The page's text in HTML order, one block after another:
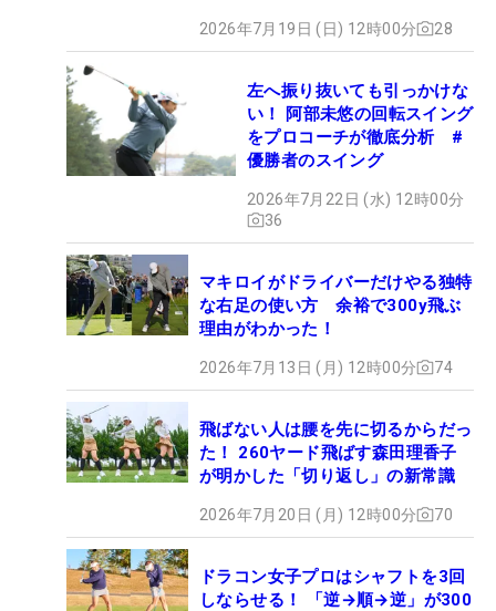
2026年7月19日 (日) 12時00分 28
左へ振り抜いても引っかけな
い！ 阿部未悠の回転スイング
をプロコーチが徹底分析 #
優勝者のスイング
2026年7月22日 (水) 12時00分
36
マキロイがドライバーだけやる独特
な右足の使い方 余裕で300y飛ぶ
理由がわかった！
2026年7月13日 (月) 12時00分 74
飛ばない人は腰を先に切るからだっ
た！ 260ヤード飛ばす森田理香子
が明かした「切り返し」の新常識
2026年7月20日 (月) 12時00分 70
ドラコン女子プロはシャフトを3回
しならせる！ 「逆→順→逆」が300